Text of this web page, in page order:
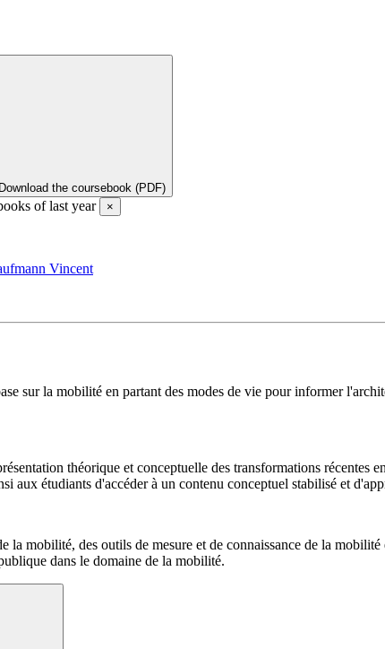
Download the coursebook (PDF)
of last year ×
Vincent
sur la mobilité en partant des modes de vie pour informer
théorique et conceptuelle des transformations
aux étudiants d'accéder à un contenu conceptuel stabilisé et
la mobilité, des outils de mesure et de connaissance de la
dans le domaine de la mobilité.